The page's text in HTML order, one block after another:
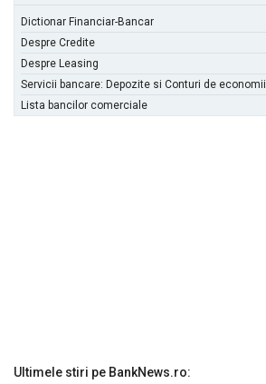
Dictionar Financiar-Bancar
Despre Credite
Despre Leasing
Servicii bancare: Depozite si Conturi de economii
Lista bancilor comerciale
Ultimele stiri pe BankNews.ro: